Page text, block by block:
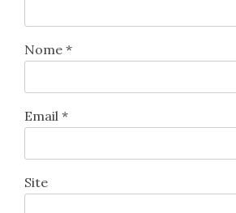
Nome *
Email *
Site